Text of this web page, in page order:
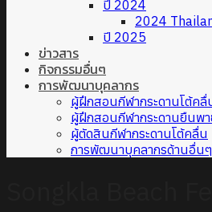
ปี 2024
2024
ปี 2025
ข่าวสาร
กิจกรรมอื่นๆ
การพัฒนาบุคลากร
ผู้ฝึกสอนกีฬากระดานโต้คลื่
ผู้ฝึกสอนกีฬากระดานยืนพ
ผู้ตัดสินกีฬากระดานโต้คลื่น
การพัฒนาบุคลากรด้านอื่นๆ